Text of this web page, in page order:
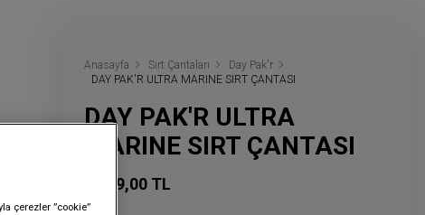
Anasayfa Sırt Çantaları
Day Pak'r
DAY PAK'R ULTRA MARINE SIRT ÇANTASI
DAY PAK'R ULTRA
MARINE SIRT ÇANTASI
3.999,00 TL
çerezler ”cookie”